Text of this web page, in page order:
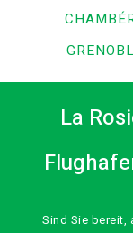
La
Sind Sie bereit,